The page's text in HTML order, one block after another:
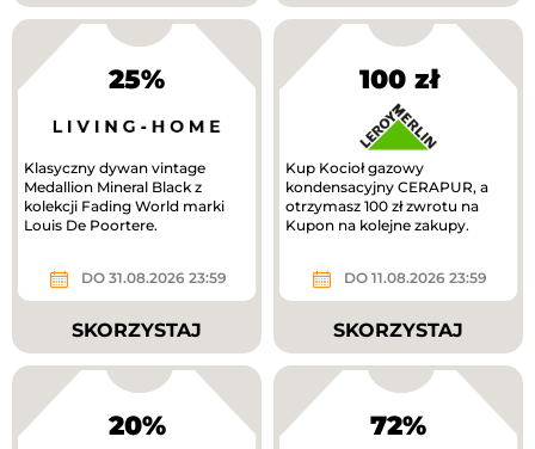
25%
Klasyczny dywan vintage
Medallion Mineral Black z
kolekcji Fading World marki
Louis De Poortere.
DO 31.08.2026 23:59
SKORZYSTAJ
100 zł
Kup Kocioł gazowy
kondensacyjny CERAPUR, a
otrzymasz 100 zł zwrotu na
Kupon na kolejne zakupy.
DO 11.08.2026 23:59
SKORZYSTAJ
20% 72%